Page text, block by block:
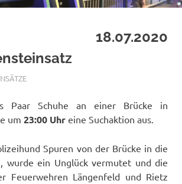
SCHUCHTER
Paar Schuhe an einer Brücke in
um 23:00 Uhr eine Suchaktion aus.
Spuren von der Brücke in die
wurde ein Unglück vermutet und die
Feuerwehren Längenfeld und Rietz